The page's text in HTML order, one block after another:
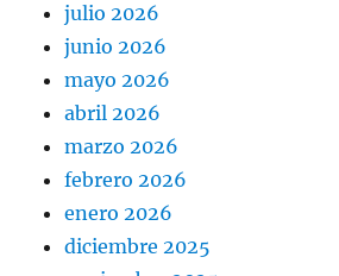
julio 2026
junio 2026
mayo 2026
abril 2026
marzo 2026
febrero 2026
enero 2026
diciembre 2025